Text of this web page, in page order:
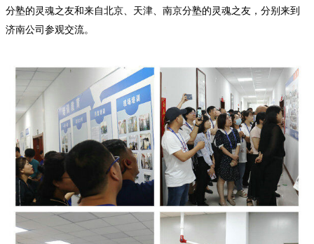
分塾的灵魂之友和来自北京、天津、南京分塾的灵魂之友，分别来到
济南公司参观交流。